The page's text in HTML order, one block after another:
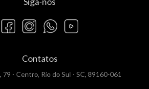
Contatos
79 - Centro, Rio do Sul - SC, 89160-061